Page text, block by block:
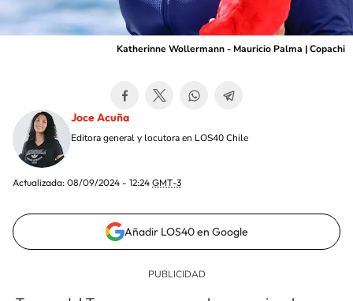
Katherinne Wollermann - Mauricio Palma | Copachi
Joce Acuña
Editora general y locutora en LOS40 Chile
Actualizada: 08/09/2024 - 12:24 GMT-3
Añadir LOS40 en Google